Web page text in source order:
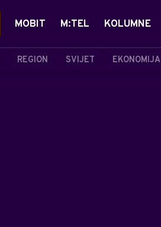
REGION SVIJET EKONOMIJA
MOBIT M:TEL KOLUMNE